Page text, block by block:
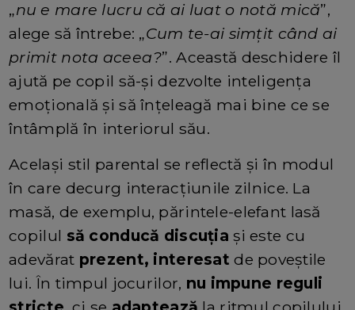
„nu e mare lucru că ai luat o notă mică”,
alege să întrebe: „Cum te-ai simțit când ai
primit nota aceea?”. Această deschidere îl
ajută pe copil să-și dezvolte inteligența
emoțională și să înțeleagă mai bine ce se
întâmplă în interiorul său.
Același stil parental se reflectă și în modul
în care decurg interacțiunile zilnice. La
masă, de exemplu, părintele-elefant lasă
copilul să conducă discuția și este cu
adevărat prezent, interesatde poveștile
lui. În timpul jocurilor, nu impune reguli